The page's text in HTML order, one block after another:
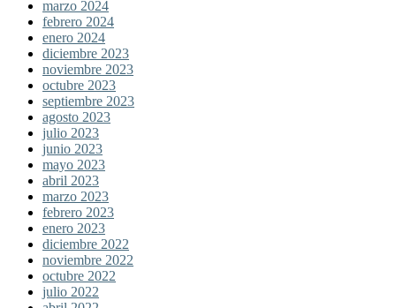
marzo 2024
febrero 2024
enero 2024
diciembre 2023
noviembre 2023
octubre 2023
septiembre 2023
agosto 2023
julio 2023
junio 2023
mayo 2023
abril 2023
marzo 2023
febrero 2023
enero 2023
diciembre 2022
noviembre 2022
octubre 2022
julio 2022